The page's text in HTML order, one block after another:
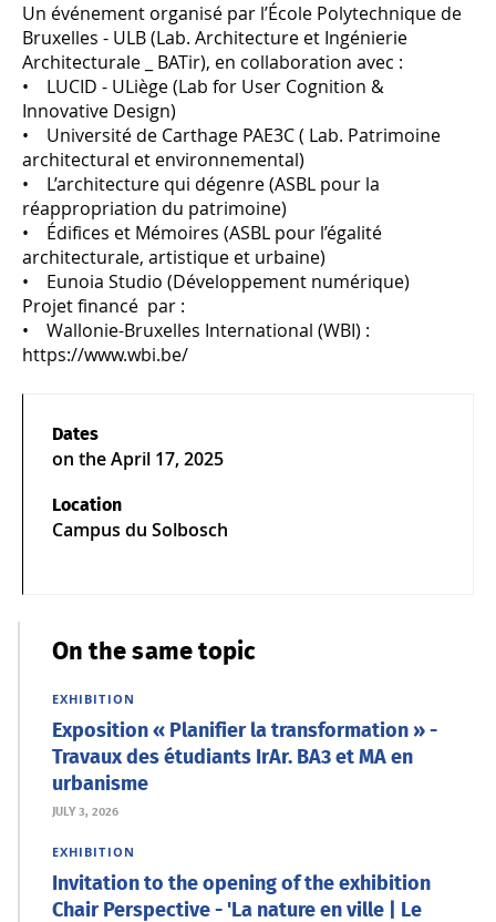
Un événement organisé par l’École Polytechnique de
Bruxelles - ULB (Lab. Architecture et Ingénierie
Architecturale _ BATir), en collaboration avec :
• LUCID - ULiège (Lab for User Cognition &
Innovative Design)
• Université de Carthage PAE3C ( Lab. Patrimoine
architectural et environnemental)
• L’architecture qui dégenre (ASBL pour la
réappropriation du patrimoine)
• Édifices et Mémoires (ASBL pour l’égalité
architecturale, artistique et urbaine)
• Eunoia Studio (Développement numérique)
Projet financé par :
• Wallonie-Bruxelles International (WBI) :
https://www.wbi.be/
Dates
on theApril 17, 2025
Location
Campus du Solbosch
On the same topic
EXHIBITION
Exposition « Planifier la transformation » -
Travaux des étudiants IrAr. BA3 et MA en
urbanisme
JULY 3, 2026
EXHIBITION
Invitation to the opening of the exhibition
Chair Perspective - 'La nature en ville | Le